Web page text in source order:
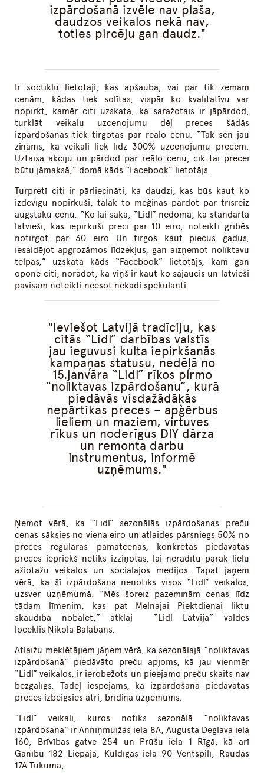
izpārdošanā izvēle nav plaša,
daudzos veikalos nekā nav,
toties pircēju gan daudz.
Ir soctīklu lietotāji, kas apšauba, vai par tik zemām
cenām, kādas tiek solītas, vispār ko kvalitatīvu var
nopirkt, kamēr citi uzskata, ka saražotais ir jāpārdod,
turklāt veikalu uzcenojumu dēļ preces šādās
izpārdošanās tiek tirgotas par reālo cenu. “Tak sen jau
zināms, ka veikali liek līdz 300% uzcenojumu precēm.
Uztaisa akciju un pārdod par reālo cenu, cik tai precei
būtu jāmaksā,” domā kāds “Facebook” lietotājs.
Turpretī citi ir pārliecināti, ka daudzi, kas būs kaut ko
izdevīgu nopirkuši, tālāk to mēģinās pārdot par trīsreiz
augstāku cenu. “Ko lai saka, “Lidl” nedomā, ka standarta
latvieši, kas iepirkuši preci par 10 eiro, noteikti gribēs
notirgot par 30 eiro Un tirgos kaut piecus gadus,
iesaldējot apgrozāmos līdzekļus, gan aizņemot noliktavu
telpas,” uzskata kāds “Facebook” lietotājs, kam gan
oponē citi, norādot, ka viņš ir kaut ko sajaucis un latvieši
pavisam noteikti neesot nekādi spekulanti.
Ieviešot Latvijā tradīciju, kas
citās “Lidl” darbības valstīs
jau ieguvusi kulta iepirkšanās
kampaņas statusu, nedēļā no
15.janvāra “Lidl” rīkos pirmo
“noliktavas izpārdošanu”, kurā
piedāvās visdažādākās
nepārtikas preces – apģērbus
lieliem un maziem, virtuves
rīkus un noderīgus DIY dārza
un remonta darbu
instrumentus, informē
uzņēmums.
Ņemot vērā, ka “Lidl” sezonālās izpārdošanas preču
cenas sāksies no viena eiro un atlaides pārsniegs 50% no
preces regulārās pamatcenas, konkrētas piedāvātās
preces iepriekš netiks izziņotas, lai neradītu pārāk lielu
ažiotāžu veikalos un sociālajos medijos. Tāpat jāņem
vērā, ka šī izpārdošana nenotiks visos “Lidl” veikalos,
uzsver uzņēmumā. “Mēs šoreiz pazeminām cenas līdz
tādam līmenim, kas pat Melnajai Piektdienai liktu
skaudībā nobālēt,” atklāj “Lidl Latvija” valdes
loceklis Nikola Balabans.
Atlaižu meklētājiem jāņem vērā, ka sezonālajā “noliktavas
izpārdošanā” piedāvāto preču apjoms, kā jau vienmēr
“Lidl” veikalos, ir ierobežots un pieejamo preču skaits nav
bezgalīgs. Tādēļ iespējams, ka izpārdošanā piedāvātās
preces izbeigsies ātri, brīdina uzņēmums.
“Lidl” veikali, kuros notiks sezonālā “noliktavas
izpārdošana” ir Anniņmuižas iela 8A, Augusta Deglava iela
160, Brīvības gatve 254 un Prūšu iela 1 Rīgā, kā arī
Ganību 182 Liepājā, Kuldīgas iela 90 Ventspilī, Raudas
17A Tukumā,